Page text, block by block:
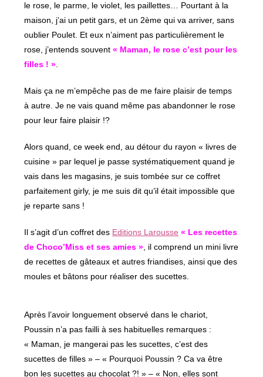
le rose, le parme, le violet, les paillettes… Pourtant à la
maison, j’ai un petit gars, et un 2ème qui va arriver, sans
oublier Poulet. Et eux n’aiment pas particulièrement le
rose, j’entends souvent« Maman, le rose c’est pour les
filles ! »
Mais ça ne m’empêche pas de me faire plaisir de temps
à autre. Je ne vais quand même pas abandonner le rose
pour leur faire plaisir !?
Alors quand, ce week end, au détour du rayon « livres de
cuisine » par lequel je passe systématiquement quand je
vais dans les magasins, je suis tombée sur ce coffret
parfaitement girly, je me suis dit qu’il était impossible que
je reparte sans !
Il s’agit d’un coffret des Editions Larousse « Les recettes
de Choco’Miss et ses amies » , il comprend un mini livre
de recettes de gâteaux et autres friandises, ainsi que des
moules et bâtons pour réaliser des sucettes.
Après l’avoir longuement observé dans le chariot,
Poussin n’a pas failli à ses habituelles remarques :
« Maman, je mangerai pas les sucettes, c’est des
sucettes de filles » – « Pourquoi Poussin ? Ca va être
bon les sucettes au chocolat ?! » – « Non, elles sont